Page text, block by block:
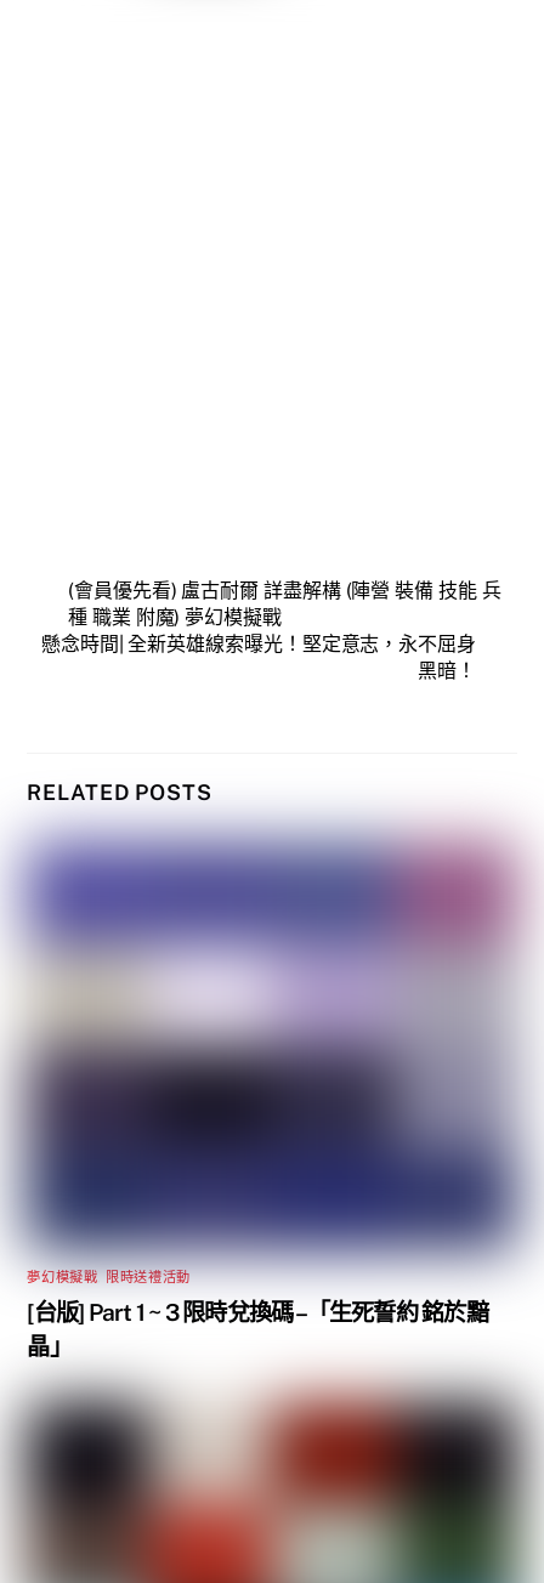
(會員優先看) 盧古耐爾 詳盡解構 (陣營 裝備 技能 兵
種 職業 附魔) 夢幻模擬戰
懸念時間| 全新英雄線索曝光！堅定意志，永不屈身
黑暗！
RELATED POSTS
夢幻模擬戰 限時送禮活動
[台版] Part 1 ~ 3 限時兌換碼 –「生死誓約 銘於黯
晶」